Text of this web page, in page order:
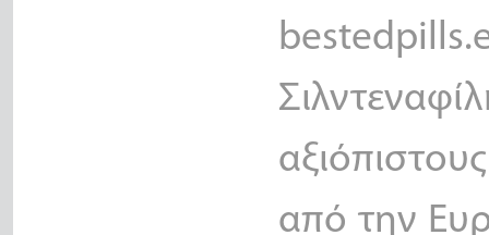
από την